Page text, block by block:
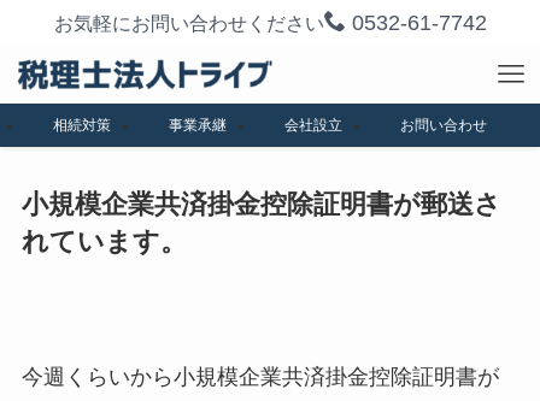
お気軽にお問い合わせください 0532-61-7742
相続対策 事業承継 会社設立 お問い合わせ
小規模企業共済掛金控除証明書が郵送さ
れています。
今週くらいから小規模企業共済掛金控除証明書が